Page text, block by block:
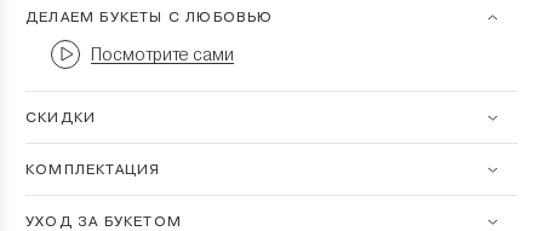
ДЕЛАЕМ БУКЕТЫ С ЛЮБОВЬЮ
Посмотрите сами
СКИДКИ
КОМПЛЕКТАЦИЯ
УХОД ЗА БУКЕТОМ